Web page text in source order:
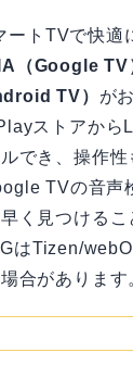
ートTVで快適
（Google TV
TV） が
ストアから
でき、操作
TVの音声
く見つけるこ
はTizen/
合があります